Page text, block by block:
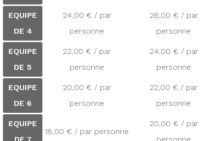
EQUIPE
DE 4
24,00 € / par
personne
26,00 € / par
personne
EQUIPE
DE 5
22,00 € / par
personne
24,00 € / par
personne
EQUIPE
DE 6
20,00 € / par
personne
22,00 € / par
personne
EQUIPE
18,00 € / par personne
20,00 € / par